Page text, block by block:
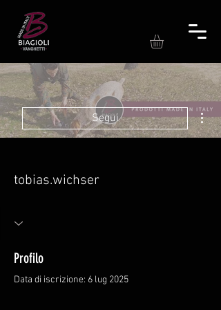
Segui
tobias.wichser
Profilo
Data di iscrizione: 6 lug 2025